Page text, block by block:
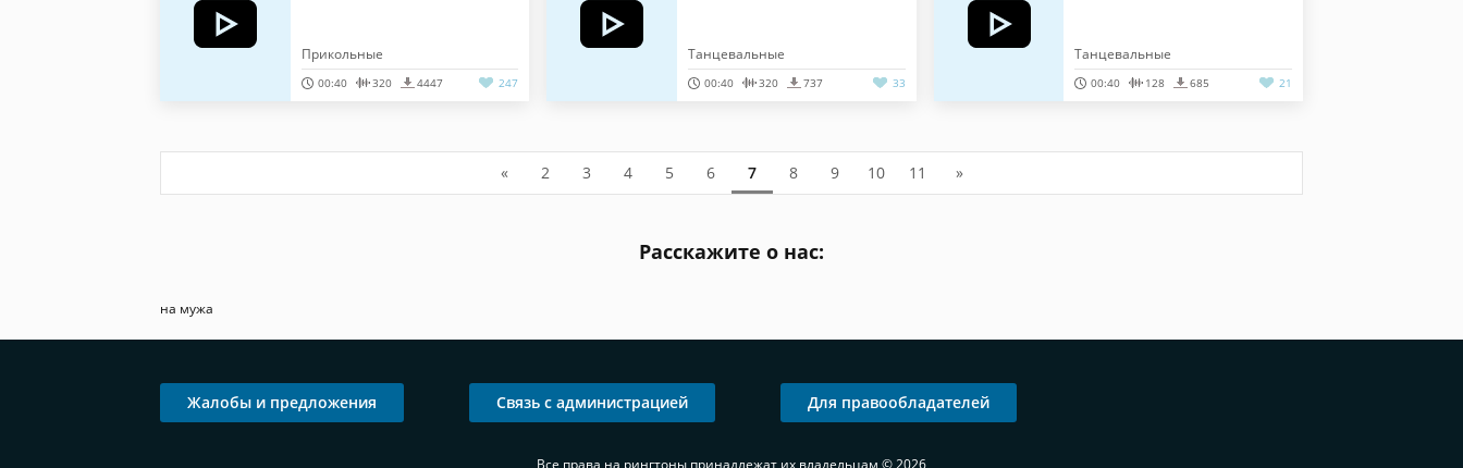
Прикольные
00:40 320 4447 247
Танцевальные
00:40 320 737 33
Танцевальные
00:40 128 685 21
« 2 3 4 5 6 7 8 9 10 11 »
Расскажите о нас:
на мужа
Жалобы и предложения Связь с администрацией Для правообладателей
Все права на рингтоны принадлежат их владельцам © 2026